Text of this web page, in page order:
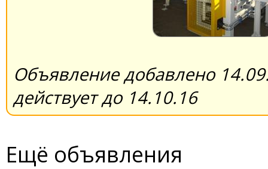
Объявление добавлено
действует до 14.10.16
Ещё объявления